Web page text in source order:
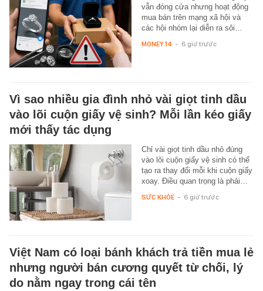
vẫn đóng cửa nhưng hoạt động
mua bán trên mạng xã hội và
các hội nhóm lại diễn ra sôi…
MONEY.14 - 6 giờ trước
Vì sao nhiều gia đình nhỏ vài giọt tinh dầu
vào lõi cuộn giấy vệ sinh? Mỗi lần kéo giấy
mới thấy tác dụng
Chỉ vài giọt tinh dầu nhỏ đúng
vào lõi cuộn giấy vệ sinh có thể
tạo ra thay đổi mỗi khi cuộn giấy
xoay. Điều quan trọng là phải…
SỨC KHỎE - 6 giờ trước
Việt Nam có loại bánh khách trả tiền mua lẻ
nhưng người bán cương quyết từ chối, lý
do nằm ngay trong cái tên